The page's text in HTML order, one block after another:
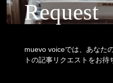
Request
muevo voiceでは、あなた
トの記事リクエストをお待